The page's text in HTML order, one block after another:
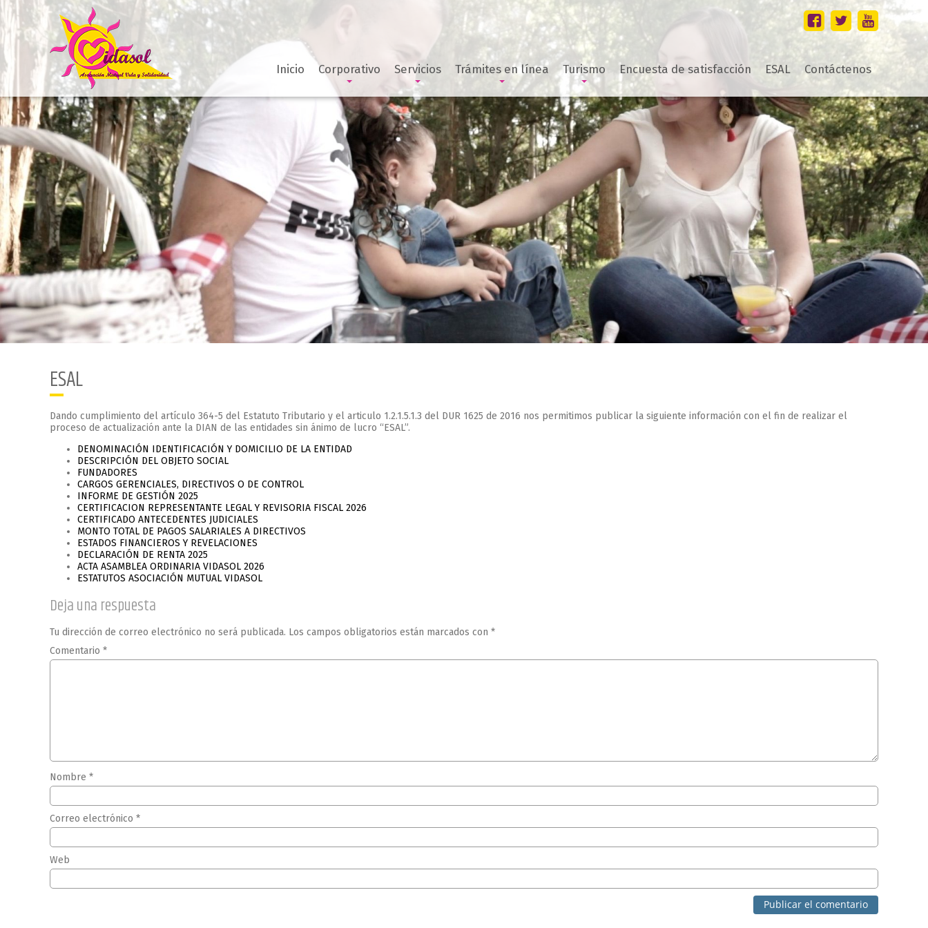
Inicio Corporativo Servicios Trámites en línea Turismo Encuesta de satisfacción ESAL Contáctenos
ESAL
Dando cumplimiento del artículo 364-5 del Estatuto Tributario y el articulo 1.2.1.5.1.3 del DUR 1625 de 2016 nos permitimos publicar la siguiente información con el fin de realizar el
proceso de actualización ante la DIAN de las entidades sin ánimo de lucro “ESAL”.
DENOMINACIÓN IDENTIFICACIÓN Y DOMICILIO DE LA ENTIDAD
DESCRIPCIÓN DEL OBJETO SOCIAL
FUNDADORES
CARGOS GERENCIALES, DIRECTIVOS O DE CONTROL
INFORME DE GESTIÓN 2025
CERTIFICACION REPRESENTANTE LEGAL Y REVISORIA FISCAL 2026
CERTIFICADO ANTECEDENTES JUDICIALES
MONTO TOTAL DE PAGOS SALARIALES A DIRECTIVOS
ESTADOS FINANCIEROS Y REVELACIONES
DECLARACIÓN DE RENTA 2025
ACTA ASAMBLEA ORDINARIA VIDASOL 2026
ESTATUTOS ASOCIACIÓN MUTUAL VIDASOL
Deja una respuesta
Tu dirección de correo electrónico no será publicada. Los campos obligatorios están marcados con *
Comentario *
Nombre *
Correo electrónico *
Web